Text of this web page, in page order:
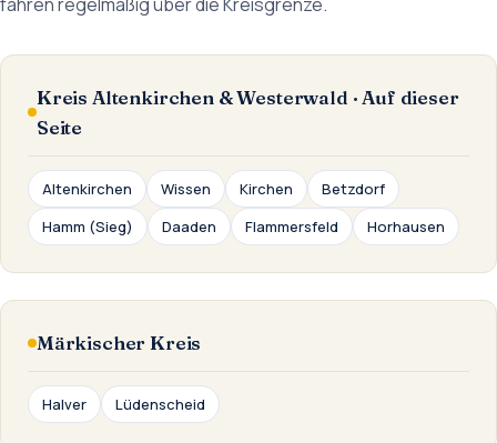
Kreis Altenkirchen & Westerwald · Auf dieser
Seite
Altenkirchen Wissen Kirchen
Betzdorf
Hamm (Sieg)
Daaden Flammersfeld Horhausen
Märkischer Kreis
Halver Lüdenscheid